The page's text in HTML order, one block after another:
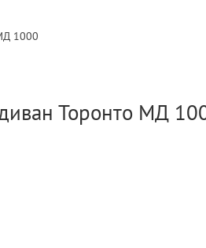
1000
Торонто МД